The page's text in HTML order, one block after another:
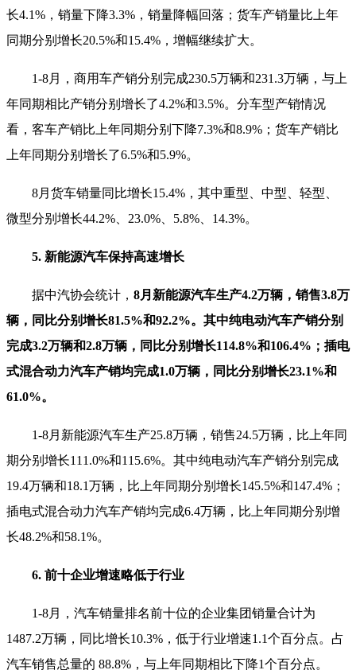
长4.1%，销量下降3.3%，销量降幅回落；货车产销量比上年
同期分别增长20.5%和15.4%，增幅继续扩大。
1-8月，商用车产销分别完成230.5万辆和231.3万辆，与上
年同期相比产销分别增长了4.2%和3.5%。分车型产销情况
看，客车产销比上年同期分别下降7.3%和8.9%；货车产销比
上年同期分别增长了6.5%和5.9%。
8月货车销量同比增长15.4%，其中重型、中型、轻型、
微型分别增长44.2%、23.0%、5.8%、14.3%。
5. 新能源汽车保持高速增长
据中汽协会统计， 8月新能源汽车生产4.2万辆，销售3.8万
辆，同比分别增长81.5%和92.2%。其中纯电动汽车产销分别
完成3.2万辆和2.8万辆，同比分别增长114.8%和106.4%；插电
式混合动力汽车产销均完成1.0万辆，同比分别增长23.1%和
61.0%。
1-8月新能源汽车生产25.8万辆，销售24.5万辆，比上年同
期分别增长111.0%和115.6%。其中纯电动汽车产销分别完成
19.4万辆和18.1万辆，比上年同期分别增长145.5%和147.4%；
插电式混合动力汽车产销均完成6.4万辆，比上年同期分别增
长48.2%和58.1%。
6. 前十企业增速略低于行业
1-8月，汽车销量排名前十位的企业集团销量合计为
1487.2万辆，同比增长10.3%，低于行业增速1.1个百分点。占
汽车销售总量的 88.8%，与上年同期相比下降1个百分点。